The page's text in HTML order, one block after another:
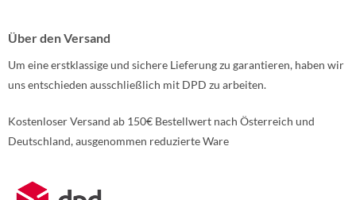
Über den Versand
Um eine erstklassige und sichere Lieferung zu garantieren, haben wir
uns entschieden ausschließlich mit DPD zu arbeiten.
Kostenloser Versand ab 150€ Bestellwert nach Österreich und
Deutschland, ausgenommen reduzierte Ware